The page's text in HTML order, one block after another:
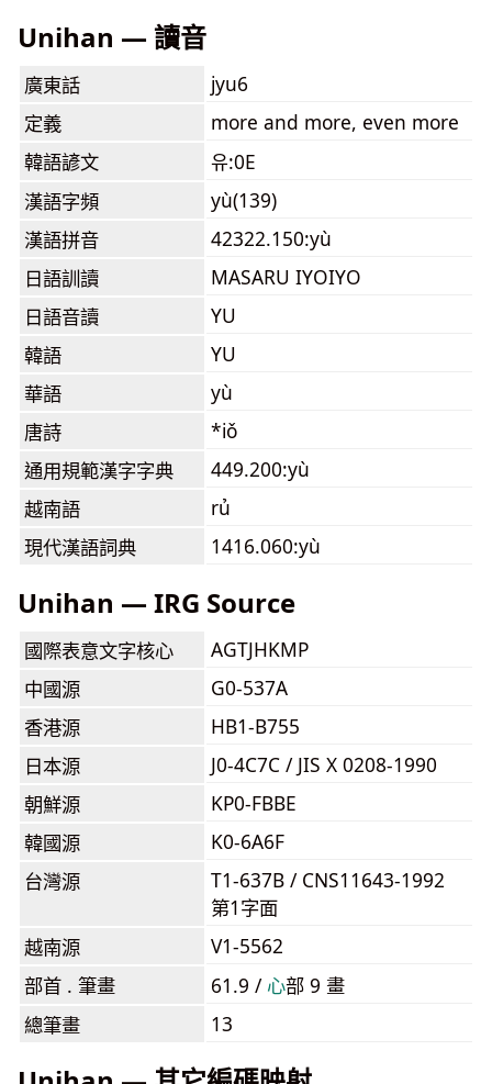
Unihan — 讀音
廣東話
jyu6
定義
more and more, even more
韓語諺文
유:0E
漢語字頻
yù(139)
漢語拼音
42322.150:yù
日語訓讀
MASARU IYOIYO
日語音讀
YU
韓語
YU
華語
yù
唐詩
*iǒ
通用規範漢字字典
449.200:yù
越南語
rủ
現代漢語詞典
1416.060:yù
Unihan — IRG Source
國際表意文字核心
AGTJHKMP
中國源
G0-537A
香港源
HB1-B755
日本源
J0-4C7C / JIS X 0208-1990
朝鮮源
KP0-FBBE
韓國源
K0-6A6F
台灣源
T1-637B / CNS11643-1992
第1字面
越南源
V1-5562
部首 . 筆畫
61.9 / ⼼部 9 畫
總筆畫
13